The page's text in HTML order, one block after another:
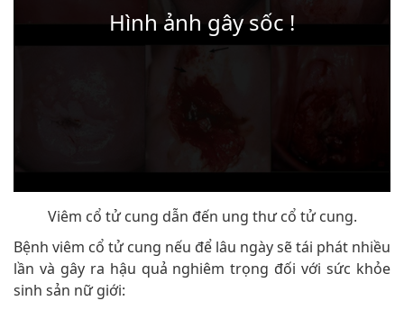
Viêm cổ tử cung dẫn đến ung thư cổ tử cung.
Bệnh viêm cổ tử cung nếu để lâu ngày sẽ tái phát nhiều
lần và gây ra hậu quả nghiêm trọng đối với sức khỏe
sinh sản nữ giới: